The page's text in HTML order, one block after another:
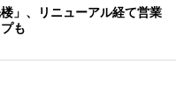
」、リニューアル経て営業
も